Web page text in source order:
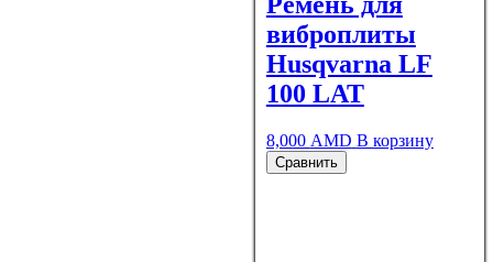
виброплиты
Husqvarna LF
100 LAT
8,000 AMD В корзину
Сравнить